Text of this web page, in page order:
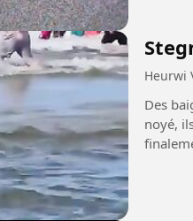
Heurwi
Des
noyé,